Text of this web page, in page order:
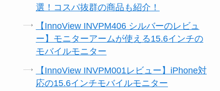
選！コスパ抜群の商品も紹介！
【InnoView INVPM406 シルバーのレビュ
ー】モニターアームが使える15.6インチの
モバイルモニター
【InnoView INVPM001レビュー】iPhone対
応の15.6インチモバイルモニター